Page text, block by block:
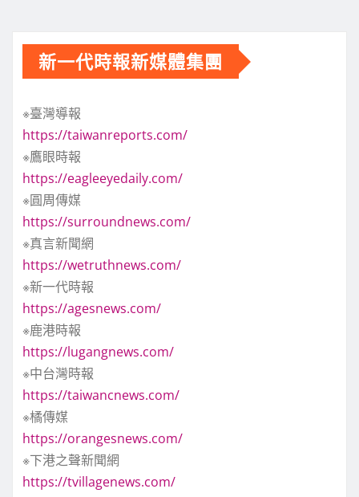
新一代時報新媒體集團
※臺灣導報
https://taiwanreports.com/
※鷹眼時報
https://eagleeyedaily.com/
※圓周傳媒
https://surroundnews.com/
※真言新聞網
https://wetruthnews.com/
※新一代時報
https://agesnews.com/
※鹿港時報
https://lugangnews.com/
※中台灣時報
https://taiwancnews.com/
※橘傳媒
https://orangesnews.com/
※下港之聲新聞網
https://tvillagenews.com/